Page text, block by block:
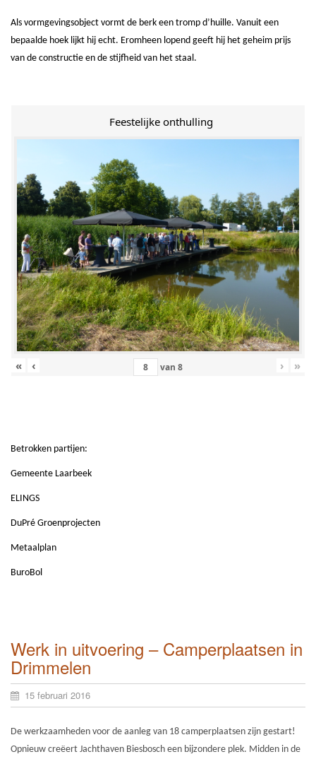
Als vormgevingsobject vormt de berk een tromp d’huille. Vanuit een
bepaalde hoek lijkt hij echt. Eromheen lopend geeft hij het geheim prijs
van de constructie en de stijfheid van het staal.
Feestelijke onthulling
« ‹ van 8 › »
Betrokken partijen:
Gemeente Laarbeek
ELINGS
DuPré Groenprojecten
Metaalplan
BuroBol
Werk in uitvoering – Camperplaatsen in
Drimmelen
15 februari 2016
De werkzaamheden voor de aanleg van 18 camperplaatsen zijn gestart!
Opnieuw creëert Jachthaven Biesbosch een bijzondere plek. Midden in de